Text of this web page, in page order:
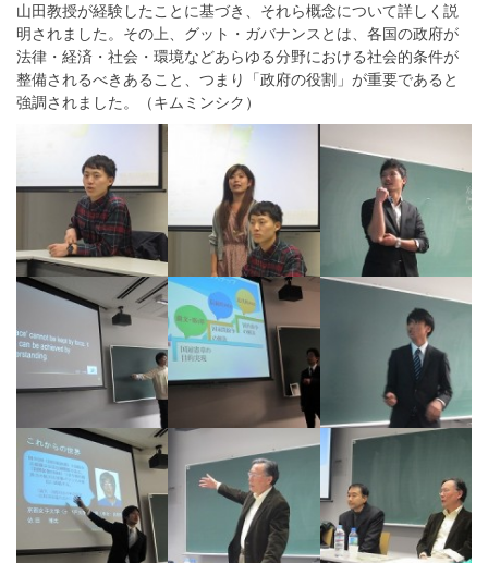
山田教授が経験したことに基づき、それら概念について詳しく説
明されました。その上、グット・ガバナンスとは、各国の政府が
法律・経済・社会・環境などあらゆる分野における社会的条件が
整備されるべきあること、つまり「政府の役割」が重要であると
強調されました。（キムミンシク）